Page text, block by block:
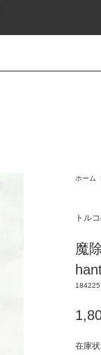
ホーム
トル
魔
在庫